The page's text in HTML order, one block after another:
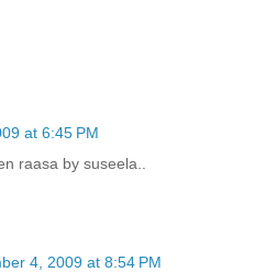
at 6:45 PM
raasa by suseela..
4, 2009 at 8:54 PM